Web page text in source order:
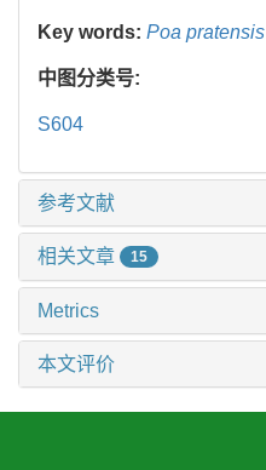
Key words: Poa pratensis
中图分类号:
S604
参考文献
相关文章 15
Metrics
本文评价